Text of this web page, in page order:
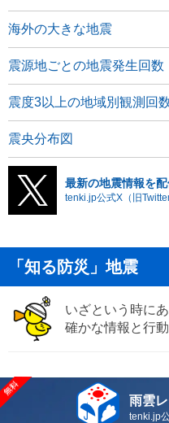
海外の大きな地震
震源地ごとの地震発生回数
震度3以上の地域別観測回
震央分布図
最新の地震情報を
tenki.jp公式X（旧
「知る防災」地震
いざという時に
確かな情報と行
雨雲
tenki.jp